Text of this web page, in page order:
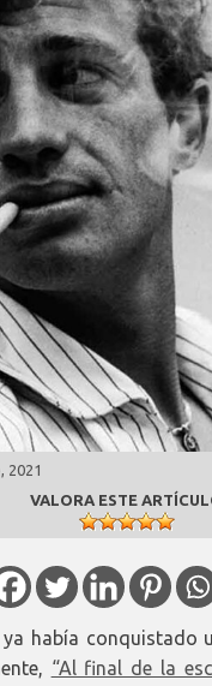
2021
VALORA ESTE
había conquistado
“Al final de la